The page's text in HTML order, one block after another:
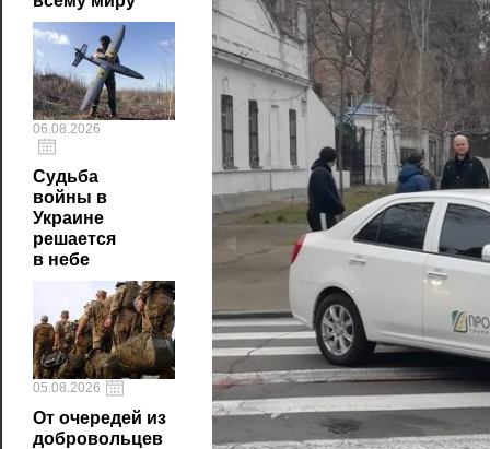
06.08.2026
Судьба
войны в
Украине
решается
в небе
05.08.2026
От очередей из
добровольцев